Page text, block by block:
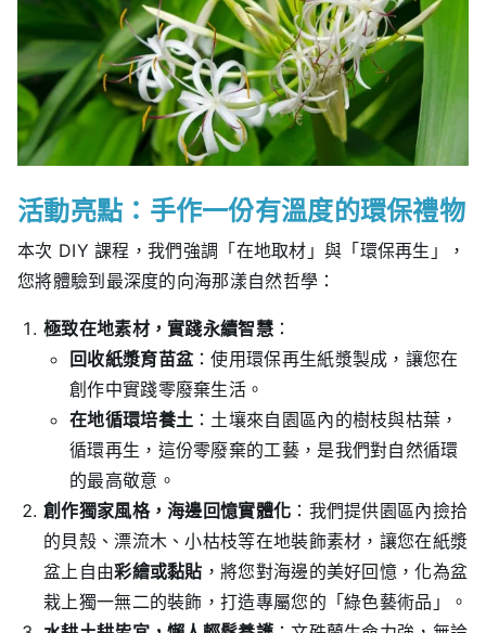
活動亮點：手作一份有溫度的環保禮物
本次 DIY 課程，我們強調「在地取材」與「環保再生」，
您將體驗到最深度的向海那漾自然哲學：
極致在地素材，實踐永續智慧：
回收紙漿育苗盆：使用環保再生紙漿製成，讓您在
創作中實踐零廢棄生活。
在地循環培養土 ：土壤來自園區內的樹枝與枯葉，
循環再生，這份零廢棄的工藝，是我們對自然循環
的最高敬意。
創作獨家風格，海邊回憶實體化 ：我們提供園區內撿拾
的貝殼、漂流木、小枯枝等在地裝飾素材，讓您在紙漿
盆上自由彩繪或黏貼 ，將您對海邊的美好回憶，化為盆
栽上獨一無二的裝飾，打造專屬您的「綠色藝術品」。